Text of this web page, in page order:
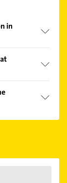
in
den
Sie sich